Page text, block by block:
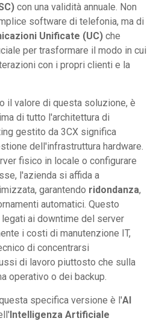
con una validità annuale. Non
software di telefonia, ma di
Unificate (UC) che
per trasformare il modo in cui
con i propri clienti e la
il valore di questa soluzione, è
di tutto l'architettura di
gestito da 3CX significa
dell'infrastruttura hardware.
fisico in locale o configurare
l'azienda si affida a
garantendo ridondanza,
automatici. Questo
ai downtime del server
i costi di manutenzione IT,
di concentrarsi
di lavoro piuttosto che sulla
operativo o dei backup.
specifica versione è l'AI
Intelligenza Artificiale